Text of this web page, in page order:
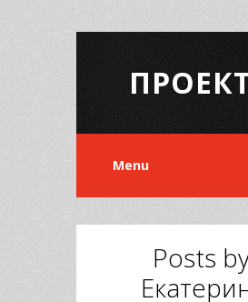
Menu
Posts